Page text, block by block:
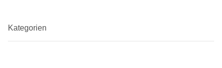
Kategorien